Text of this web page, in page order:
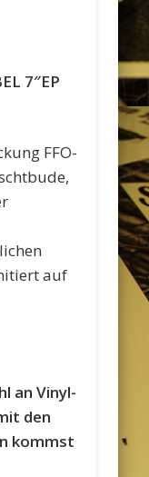
7″EP
FFO-
auf
an Vinyl-
den
kommst